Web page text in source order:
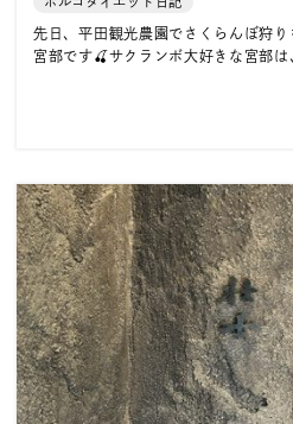
先日、平田観光農園でさくらんぼ狩
宮部です🍒サクランボ大好きな宮部